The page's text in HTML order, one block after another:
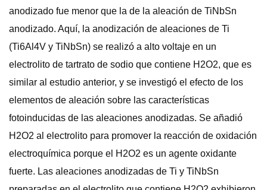
anodizado fue menor que la de la aleación de TiNbSn
anodizado. Aquí, la anodización de aleaciones de Ti
(Ti6Al4V y TiNbSn) se realizó a alto voltaje en un
electrolito de tartrato de sodio que contiene H2O2, que es
similar al estudio anterior, y se investigó el efecto de los
elementos de aleación sobre las características
fotoinducidas de las aleaciones anodizadas. Se añadió
H2O2 al electrolito para promover la reacción de oxidación
electroquímica porque el H2O2 es un agente oxidante
fuerte. Las aleaciones anodizadas de Ti y TiNbSn